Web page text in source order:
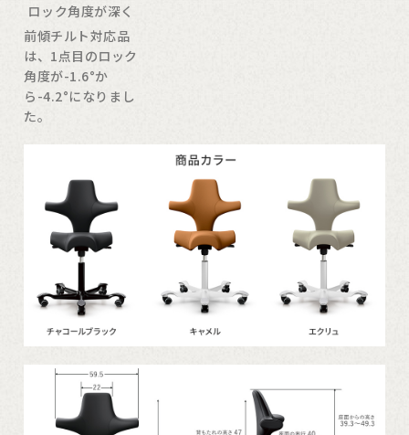
ロック角度が深く
前傾チルト対応品
は、1点目のロック
角度が-1.6°か
ら-4.2°になりまし
た。